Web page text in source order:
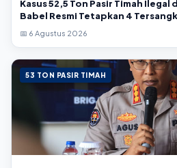
Kasus 52,5 Ton Pasir Timah
Babel Resmi Tetapkan 4
📅 6 Agustus 2026
53 TON PASIR TIMAH